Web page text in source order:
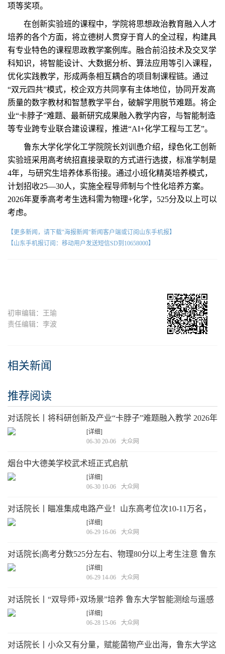
项等奖项。
在创新实验班的课程中，学院将思想政治教育融入人才
培养的各个方面，将立德树人贯穿于育人的全过程，构建具
有专业特色的课程思政教学案例库。融合前沿技术及交叉学
科知识，将智能设计、大数据分析、算法应用等引入课程，
优化实践教学，形成两条相互耦合的项目制课程链。通过
“双元四共”模式，校企双方共同享有主体地位，协同开发高
质量的数字教材和智慧教学平台，破解学用脱节难题。将企
业“卡脖子”难题、最新研究成果融入教学内容，与智能制造
等专业跨专业联合建设课程，推进“AI+化学工程与工艺”。
鲁东大学化学化工学院院长刘训恿介绍，绿色化工创新
实验班采用高考统招直接录取的方式进行选拔，标准学制是
4年，与研究生培养体系衔接。通过小班化精英培养模式，
计划招收25—30人，实施全程导师制与个性化培养方案。
2026年夏季高考考生选科需为物理+化学，525分及以上可以
考虑。
【更多新闻，请下载"海报新闻"新闻客户端或订阅山东手机报】
【山东手机报订阅：移动用户发送短信SD到10658000】
初审编辑：王瑜
责任编辑：李波
相关新闻
推荐阅读
对话院长丨将科研创新及产业“卡脖子”难题融入教学 2026年
鲁东大学绿色化工创新实验班面向全省招收30人
[详细]
06-30 20-06
大众网
烟台中大德美学校武术班正式启航
[详细]
06-30 10-06
大众网
对话院长丨瞄准集成电路产业！山东高考位次10-11万名，
542分左右可尝试报考鲁东大学微纳制造创新实验班
[详细]
06-29 16-06
大众网
对话院长|高考分数525分左右、物理80分以上考生注意 鲁东
大学量子科学创新实验班省内招收30人
[详细]
06-29 14-06
大众网
对话院长丨“双导师+双场景”培养 鲁东大学智能测绘与遥感
创新实验班首次招生30人
[详细]
06-28 15-06
大众网
对话院长丨小众又有分量，赋能菌物产业出海，鲁东大学这